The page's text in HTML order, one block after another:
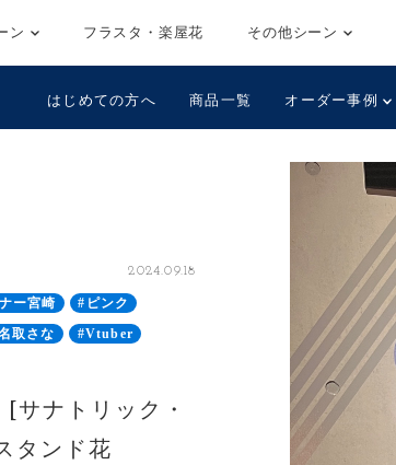
ン フラスタ・楽屋花 その他シーン
はじめての方へ 商品一覧 オーダー事例
2024.09.18
ー宮崎
#ピンク
取さな
#Vtuber
ナトリック・
タンド花